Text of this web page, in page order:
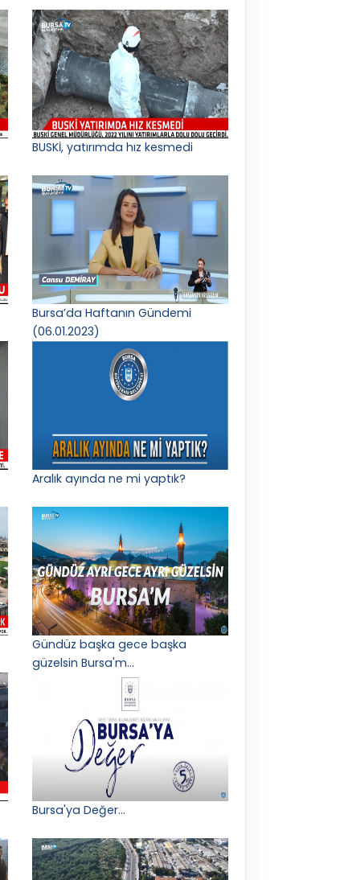
BUSKİ, yatırımda hız kesmedi
Bursa’da Haftanın Gündemi
(06.01.2023)
Aralık ayında ne mi yaptık?
Gündüz başka gece başka
güzelsin Bursa'm...
Bursa'ya Değer...